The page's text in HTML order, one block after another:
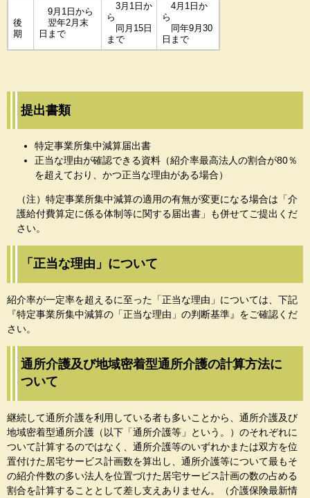
後
期
9月1日から
翌年2月末
日まで
3月1日か
ら
同月15日
まで
4月1日か
ら
同年9月30
日まで
提出書類
特定事業所集中減算届出書
正当な理由が確認できる資料（紹介率最高法人の割合が80％
を超えており、かつ正当な理由がある場合）
（注）特定事業所集中減算の適用の有無が変更になる場合は「介
護給付費算定に係る体制等に関する届出書」も併せてご提出くだ
さい。
「正当な理由」について
紹介率が一定率を超えるに至った「正当な理由」については、下記
『特定事業所集中減算の「正当な理由」の判断基準』をご確認くだ
さい。
通所介護及び地域密着型通所介護の計算方法に
ついて
継続して通所介護を利用している者も多いことから、通所介護及び
地域密着型通所介護（以下「通所介護等」という。）のそれぞれに
ついて計算するのではなく、通所介護等のいずれかまたは双方を位
置付けた居宅サービス計画数を算出し、通所介護等について最もそ
の紹介件数の多い法人を位置づけた居宅サービス計画の数の占める
割合を計算することとして差し支えありません。（介護保険最新情